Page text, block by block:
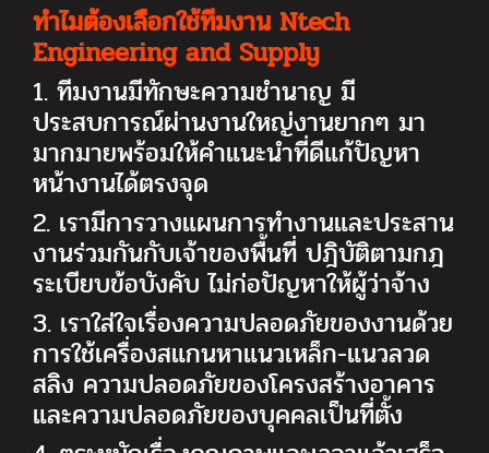
ทำไมต้องเลือกใช้ทีมงาน Ntech
Engineering and Supply
1. ทีมงานมีทักษะความชำนาญ มี
ประสบการณ์ผ่านงานใหญ่งานยากๆ มา
มากมายพร้อมให้คำแนะนำที่ดีแก้ปัญหา
หน้างานได้ตรงจุด
2. เรามีการวางแผนการทำงานและประสาน
งานร่วมกันกับเจ้าของพื้นที่ ปฎิบัติตามกฎ
ระเบียบข้อบังคับ ไม่ก่อปัญหาให้ผู้ว่าจ้าง
3. เราใส่ใจเรื่องความปลอดภัยของงานด้วย
การใช้เครื่องสแกนหาแนวเหล็ก-แนวลวด
สลิง ความปลอดภัยของโครงสร้างอาคาร
และความปลอดภัยของบุคคลเป็นที่ตั้ง